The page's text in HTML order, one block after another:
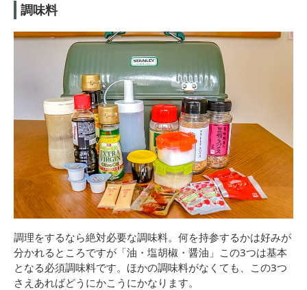
調味料
調理をするなら絶対必要な調味料。何を持参するかは好みが
分かれるところですが「油・塩胡椒・醤油」この3つは基本
となる必須調味料です。ほかの調味料がなくても、この3つ
さえあればどうにかこうにかなります。